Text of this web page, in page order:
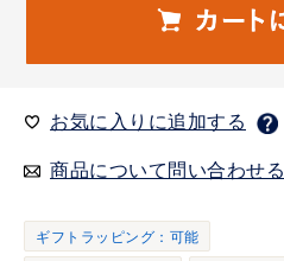
お気に入りに追加する
商品について問い合わせる
ギフトラッピング：可能